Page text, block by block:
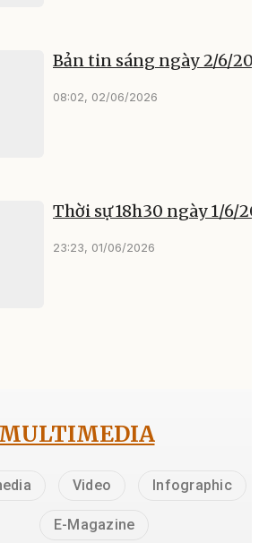
Bản tin sáng ngày 2/6/
08:02, 02/06/2026
Thời sự 18h30 ngày 1/6/
23:23, 01/06/2026
MULTIMEDIA
Video Infographic
E-Magazine